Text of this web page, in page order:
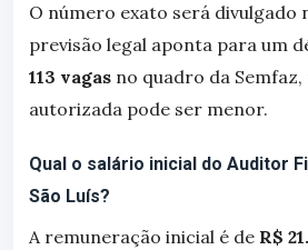
O número exato será divulgado
previsão legal aponta para um
113 vagas no quadro da
autorizada pode ser menor.
Qual o salário inicial do Auditor
São Luís?
A remuneração inicial é de R$